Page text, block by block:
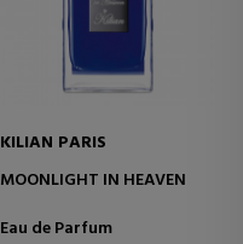
KILIAN PARIS
MOONLIGHT IN HEAVEN
Eau de Parfum